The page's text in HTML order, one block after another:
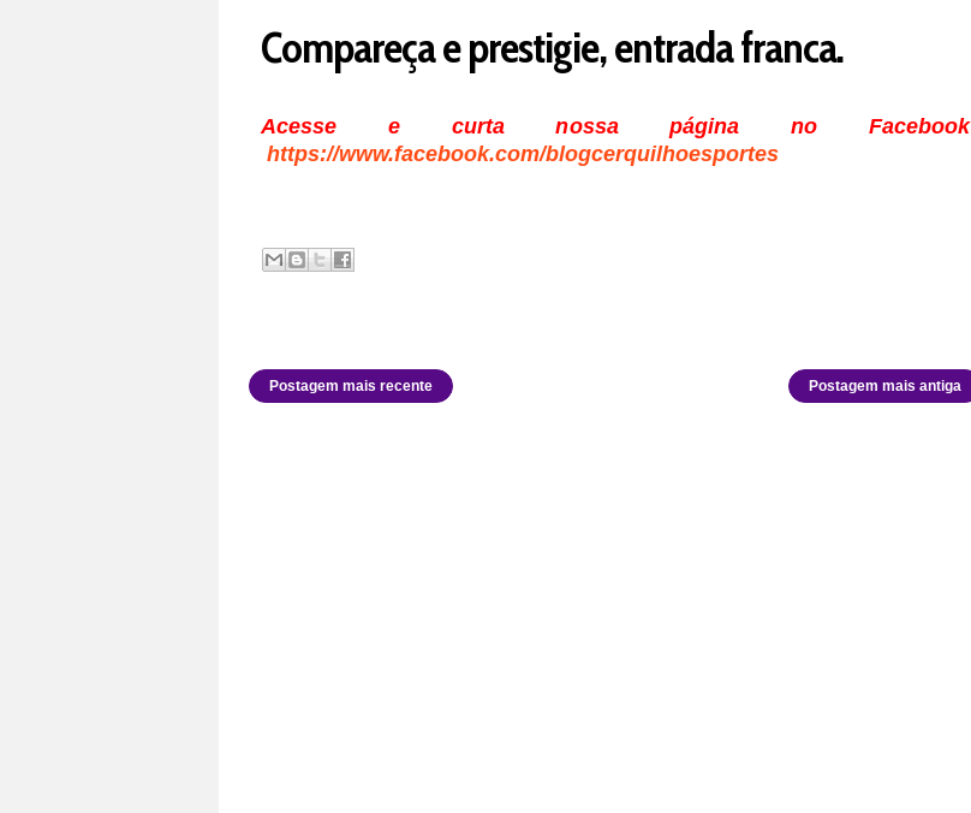
Compareça e prestigie, entrada franca.
Acesse e curta nossa página no Facebook
https://www.facebook.com/blogcerquilhoesportes
Postagem mais recente Postagem mais antiga